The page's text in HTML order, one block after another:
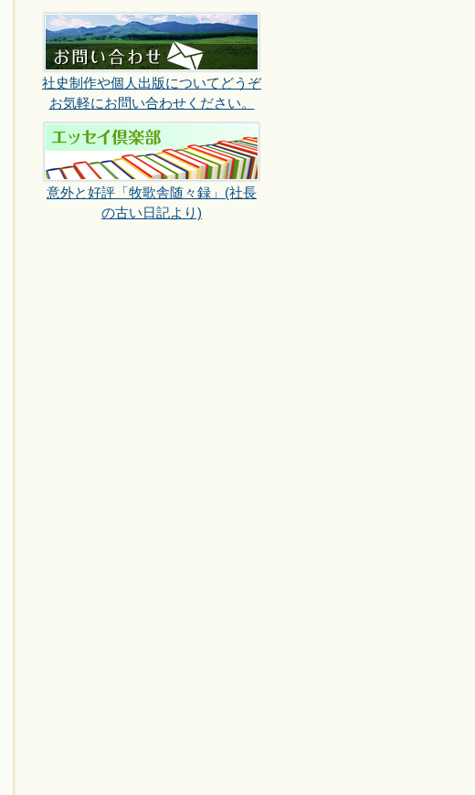
社史制作や個人出版についてどうぞ
お気軽にお問い合わせください。
意外と好評「牧歌舎随々録」(社長
の古い日記より)